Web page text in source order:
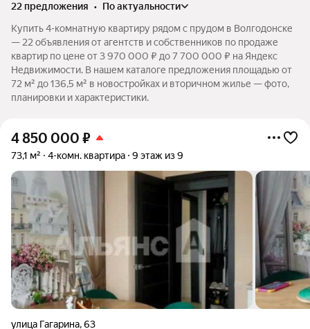
22 предложения •
по актуальности
Купить 4-комнатную квартиру рядом с прудом в Волгодонске
— 22 объявления от агентств и собственников по продаже
квартир по цене от 3 970 000 ₽ до 7 700 000 ₽ на Яндекс
Недвижимости. В нашем каталоге предложения площадью от
72 м² до 136,5 м² в новостройках и вторичном жилье — фото,
планировки и характеристики.
4 850 000 ₽
73,1 м² 4-комн. квартира 9 этаж из 9
улица Гагарина,63